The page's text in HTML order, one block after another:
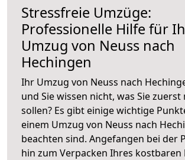
Stressfreie Umzüge:
Professionelle Hilfe für
Umzug von Neuss nach
Hechingen
Ihr Umzug von Neuss nach
und Sie wissen nicht, was Sie zuerst
sollen? Es gibt einige wichtige
einem Umzug von Neuss nach
beachten sind. Angefangen bei der
hin zum Verpacken Ihres kostbaren